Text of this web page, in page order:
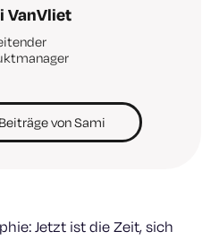
VanVliet
von Sami
Jetzt ist die Zeit, sich